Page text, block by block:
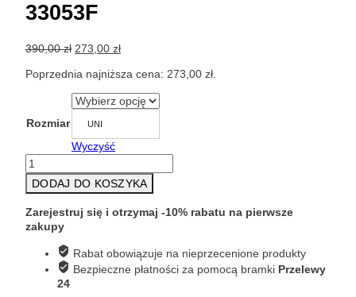
33053F
390,00zł Pierwotna
wynosiła:
390,00 zł.
273,00 złAktualna
wynosi:
273,00 zł.
Poprzednia najniższa cena: 273,00 zł
Rozmiar UNI
Wyczyść
ilość
Sweter
damski
kardigan
kremowy
33053F
DODAJ DO KOSZYKA
Zarejestruj się i otrzymaj -10% rabatu na pierwsze
zakupy
Rabat obowiązuje na nieprzecenione produkty
Bezpieczne płatności za pomocą bramki Przelewy
24